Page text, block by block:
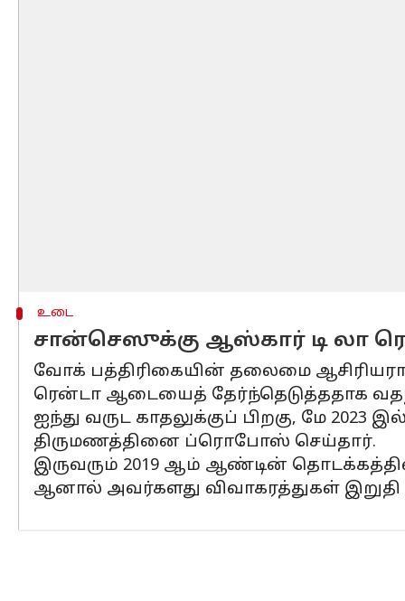
உடை
சான்செஸுக்கு ஆஸ்கார் டி லா
வோக் பத்திரிகையின் தலைமை
ரென்டா ஆடையைத் தேர்ந்தெடுத்ததாக
ஐந்து வருட காதலுக்குப் பிறகு, மே
திருமணத்தினை ப்ரொபோஸ் செய்தார்.
இருவரும் 2019 ஆம் ஆண்டின்
ஆனால் அவர்களது விவாகரத்துகள்